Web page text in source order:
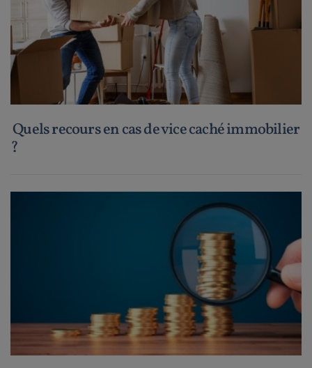
Quels recours en cas de vice caché immobilier
?